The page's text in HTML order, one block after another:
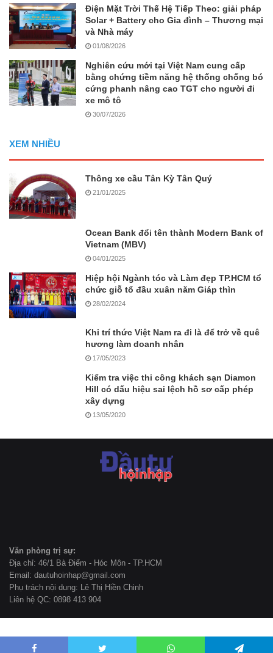
Điện Mặt Trời Thế Hệ Tiếp Theo: giải pháp
Solar + Battery cho Gia đình – Thương mại
và Nhà máy
01/08/2026
Nghiên cứu mới tại Việt Nam cung cấp
bằng chứng tiềm năng hệ thống chống bó
cứng phanh nâng cao TGT cho người đi
xe mô tô
30/07/2026
XEM NHIỀU
Thông xe cầu Tân Kỳ Tân Quý
21/01/2025
Ocean Bank đổi tên thành Modern Bank of
Vietnam (MBV)
04/01/2025
Hiệp hội Ngành tóc và Làm đẹp TP.HCM tổ
chức giỗ tổ đầu xuân năm Giáp thìn
28/02/2024
Khi trí thức Việt Nam ra đi là để trở về quê
hương làm doanh nhân
17/05/2023
Kiểm tra việc thi công khách sạn Diamon
Hill có dấu hiệu sai lệch hồ sơ cấp phép
xây dựng
13/05/2020
Văn phòng trị sự:
Địa chỉ: 46/1 Bà Điểm - Hóc Môn - TP.HCM
Email: dautuhoinhap@gmail.com
Phụ trách nội dung: Lê Thị Hiền Chinh
Liên hệ QC: 0898 413 904